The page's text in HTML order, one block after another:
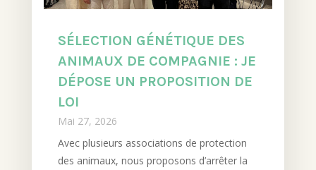
SÉLECTION GÉNÉTIQUE DES
ANIMAUX DE COMPAGNIE : JE
DÉPOSE UN PROPOSITION DE
LOI
Mai 27, 2026
Avec plusieurs associations de protection
des animaux, nous proposons d’arrêter la